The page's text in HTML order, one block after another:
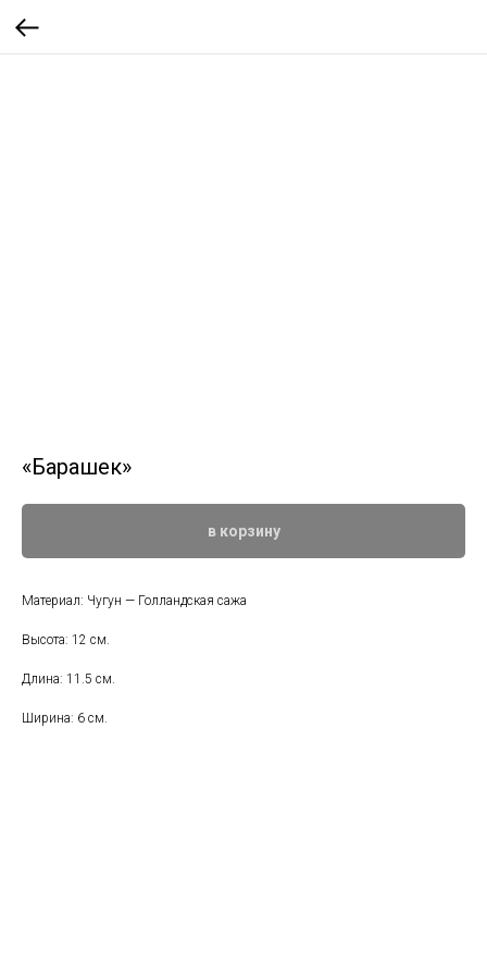
«Барашек»
в корзину
Материал: Чугун — Голландская сажа
Высота: 12 см.
Длина: 11.5 см.
Ширина: 6 см.